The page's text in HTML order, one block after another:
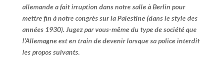
allemande a fait irruption dans notre salle à Berlin pour
mettre fin à notre congrès sur la Palestine (dans le style des
années 1930). Jugez par vous-même du type de société que
l’Allemagne est en train de devenir lorsque sa police interdit
les propos suivants.